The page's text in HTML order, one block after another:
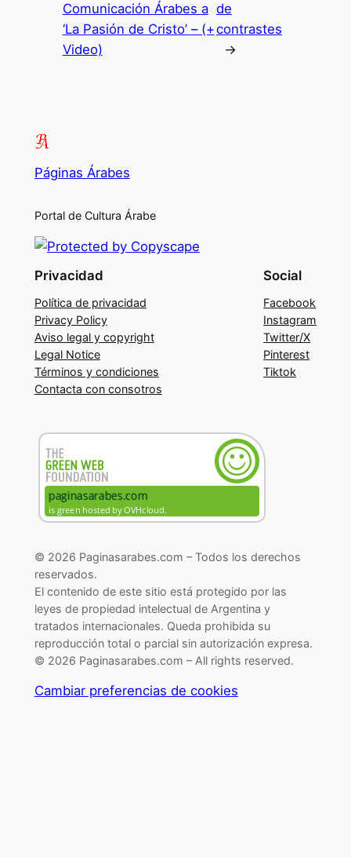
Comunicación Árabes a
‘La Pasión de Cristo’ – (+
Video)
de
contrastes
→
Páginas Árabes
Portal de Cultura Árabe
Privacidad
Política de privacidad
Privacy Policy
Aviso legal y copyright
Legal Notice
Términos y condiciones
Contacta con consotros
Social
Facebook
Instagram
Twitter/X
Pinterest
Tiktok
© 2026 Paginasarabes.com – Todos los derechos
reservados.
El contenido de este sitio está protegido por las
leyes de propiedad intelectual de Argentina y
tratados internacionales. Queda prohibida su
reproducción total o parcial sin autorización expresa.
© 2026 Paginasarabes.com – All rights reserved.
Cambiar preferencias de cookies